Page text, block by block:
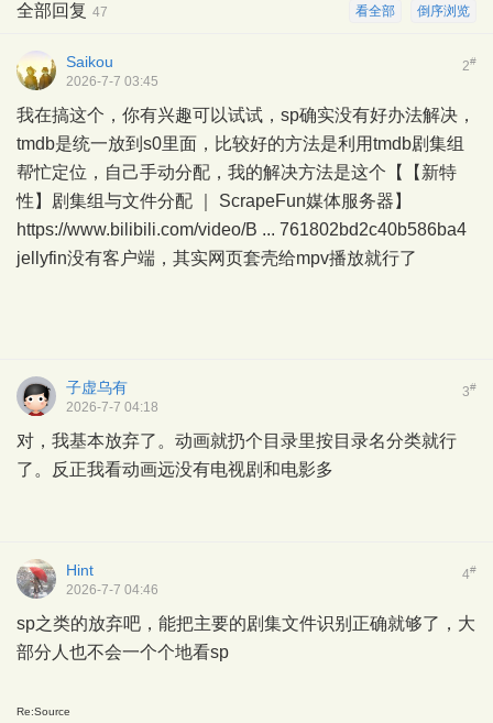
倒序浏览
看全部
全部回复 47
2#
Saikou
2026-7-7 03:45
我在搞这个，你有兴趣可以试试，sp确实没有好办法解决，
tmdb是统一放到s0里面，比较好的方法是利用tmdb剧集组
帮忙定位，自己手动分配，我的解决方法是这个【【新特
性】剧集组与文件分配 ｜ ScrapeFun媒体服务器】
https://www.bilibili.com/video/B ... 761802bd2c40b586ba4
jellyfin没有客户端，其实网页套壳给mpv播放就行了
3#
子虚乌有
2026-7-7 04:18
对，我基本放弃了。动画就扔个目录里按目录名分类就行
了。反正我看动画远没有电视剧和电影多
4#
Hint
2026-7-7 04:46
sp之类的放弃吧，能把主要的剧集文件识别正确就够了，大
部分人也不会一个个地看sp
Re:Source